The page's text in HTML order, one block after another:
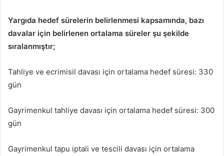
Yargıda hedef sürelerin belirlenmesi kapsamında, bazı
davalar için belirlenen ortalama süreler şu şekilde
sıralanmıştır;
Tahliye ve ecrimisil davası için ortalama hedef süresi: 330
gün
Gayrimenkul tahliye davası için ortalama hedef süresi: 300
gün
Gayrimenkul tapu iptali ve tescili davası için ortalama